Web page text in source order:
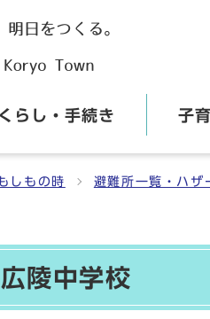
くらし・手続き 子
しもの時 避難所一覧・ハザ
陵中学校